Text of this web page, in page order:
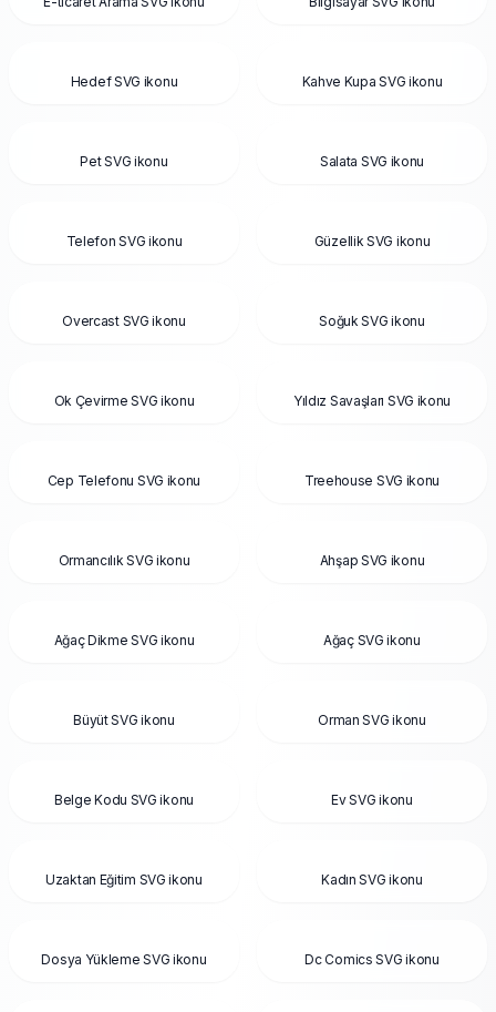
Hedef SVG ikonu Kahve Kupa SVG ikonu
Pet SVG ikonu Salata SVG ikonu
Telefon SVG ikonu Güzellik SVG ikonu
Overcast SVG ikonu Soğuk SVG ikonu
Ok Çevirme SVG ikonu Yıldız Savaşları SVG ikonu
Cep Telefonu SVG ikonu Treehouse SVG ikonu
Ormancılık SVG ikonu Ahşap SVG ikonu
Ağaç Dikme SVG ikonu Ağaç SVG ikonu
Büyüt SVG ikonu Orman SVG ikonu
Belge Kodu SVG ikonu Ev SVG ikonu
Uzaktan Eğitim SVG ikonu Kadın SVG ikonu
Dosya Yükleme SVG ikonu Dc Comics SVG ikonu